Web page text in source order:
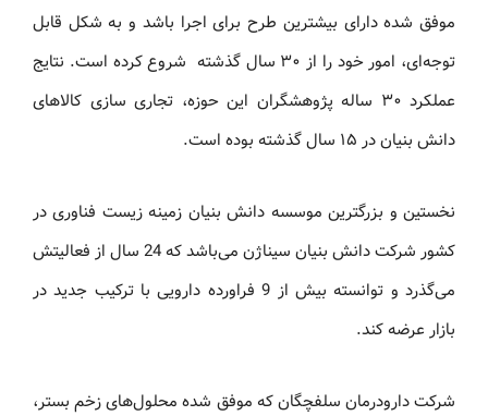
موفق شده دارای بیشترین طرح برای اجرا باشد و به شکل قابل
توجه‌ای، امور خود را از ۳۰ سال گذشته شروع کرده است. نتایج
عملکرد ۳۰ ساله پژوهشگران این حوزه، تجاری سازی کالاهای
دانش بنیان در ۱۵ سال گذشته بوده است.
نخستین و بزرگترین موسسه دانش بنیان زمینه زیست فناوری در
کشور شرکت دانش بنیان سیناژن می‌باشد که 24 سال از فعالیتش
می‌گذرد و توانسته بیش از 9 فراورده دارویی با ترکیب جدید در
بازار عرضه کند.
شرکت دارودرمان سلفچگان که موفق شده محلول‌های زخم بستر،